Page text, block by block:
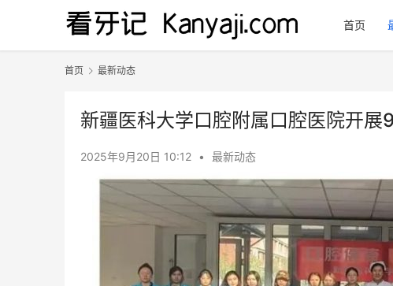
首页
首页 最新动态
新疆医科大学口腔附属口腔医院开展
2025年9月20日 10:12 • 最新动态